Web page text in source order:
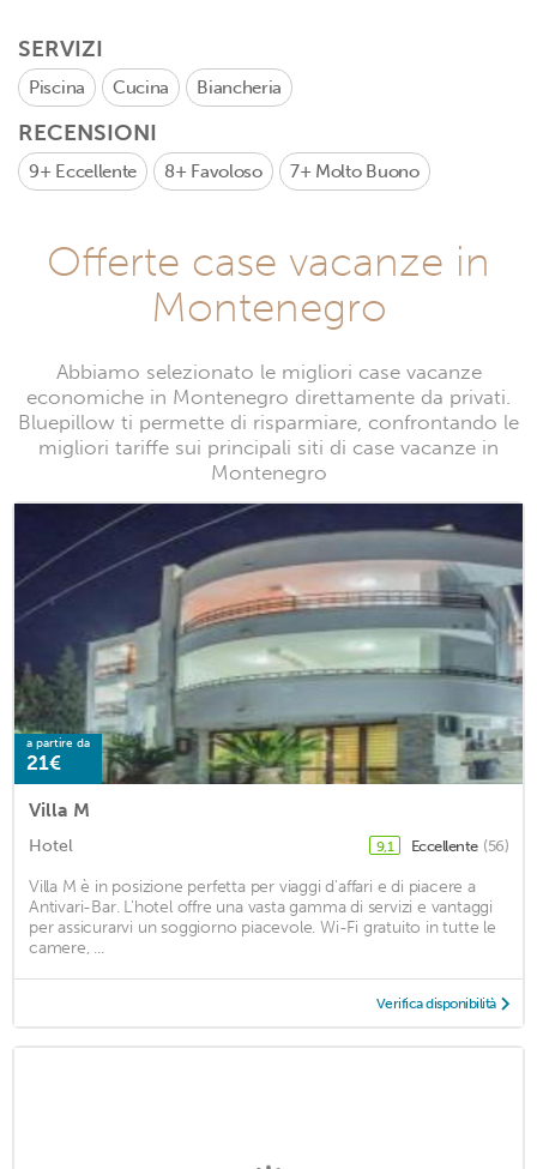
SERVIZI
Piscina Cucina Biancheria
RECENSIONI
9+ Eccellente 8+ Favoloso 7+ Molto Buono
Offerte case vacanze in
Montenegro
Abbiamo selezionato le migliori case vacanze
economiche in Montenegro direttamente da privati.
Bluepillow ti permette di risparmiare, confrontando le
migliori tariffe sui principali siti di case vacanze in
Montenegro
a partire da
21€
Villa M
Hotel 9,1 Eccellente (56)
Villa M è in posizione perfetta per viaggi d'affari e di piacere a
Antivari-Bar. L'hotel offre una vasta gamma di servizi e vantaggi
per assicurarvi un soggiorno piacevole. Wi-Fi gratuito in tutte le
camere, ...
Verifica disponibilità